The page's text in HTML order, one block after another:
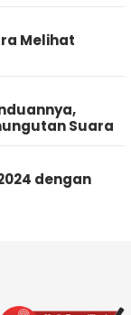
Melihat
Suara
dengan